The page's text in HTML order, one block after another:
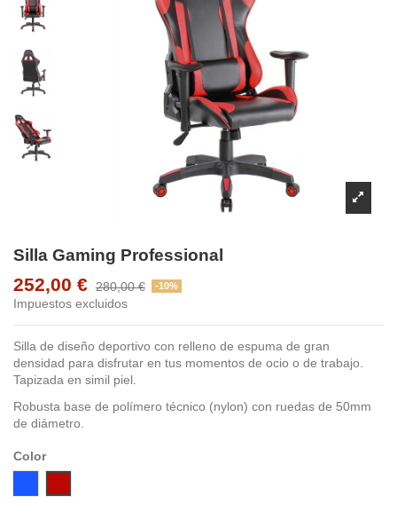
Silla Gaming Professional
252,00 € 280,00 € -10%
Impuestos excluidos
Silla de diseño deportivo con relleno de espuma de gran
densidad para disfrutar en tus momentos de ocio o de trabajo.
Tapizada en simil piel.
Robusta base de polímero técnico (nylon) con ruedas de 50mm
de diámetro.
Color